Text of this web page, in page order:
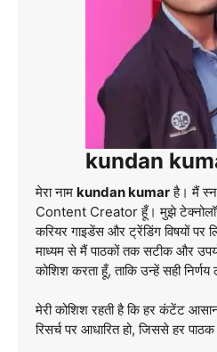
kundan
मेरा नाम kundan kumarहै। मैं
Content Creator हूँ। मुझे
करियर गाइडेंस और ट्रेंडिंग विषयों
माध्यम से मैं पाठकों तक सटीक और
कोशिश करता हूँ, ताकि उन्हें सही
मेरी कोशिश रहती है कि हर कंटेंट
रिसर्च पर आधारित हो, जिससे हर